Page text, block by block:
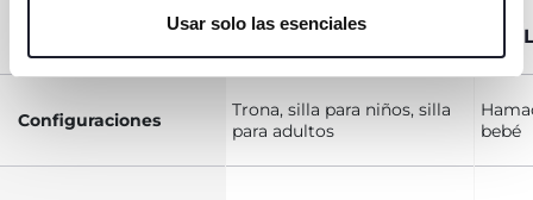
servicio solicitado.Usar solo las esenciales
CRESCENDO UP
Configuraciones
Trona, silla para niños, silla
para adultos
bebé